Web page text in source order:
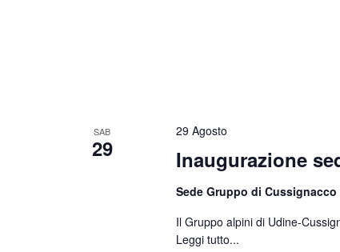
SAB
29 Inaugurazione
29 Agosto
Sede Gruppo di Cussignacco
Il Gruppo alpini di Udine-
Leggi tutto...